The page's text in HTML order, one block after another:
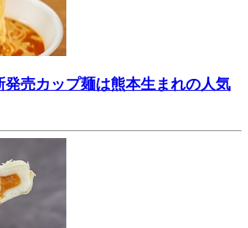
発売カップ麺は熊本生まれの人気